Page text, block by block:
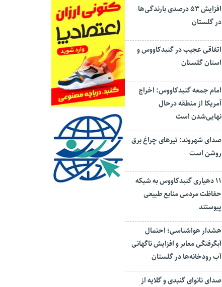
افزایش ۵۳ درصدی بارندگی‌ها
در گلستان
اتفاقی عجیب در‌ گنبدکاووس و
استان گلستان
امام جمعه گنبدکاووس: اخراج
آمریکا از منطقه درحال
نهایی‌شدن است
صدای شهروند: تیرهای چراغ برق
روشن است
۱۱ دهیاری گنبدکاووس به شبکه
حفاظت مردمی منابع طبیعی
پیوستند
هشدار هواشناسی؛ احتمال
آبگرفتگی معابر و افزایش ناگهانی
آب رودخانه‌ها در گلستان
صدای نانوای گنبدی و گلایه از